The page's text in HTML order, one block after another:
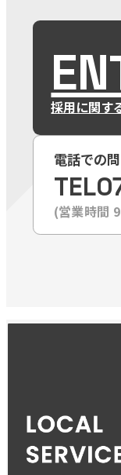
採用に関す
電話での
TEL
(営業時間